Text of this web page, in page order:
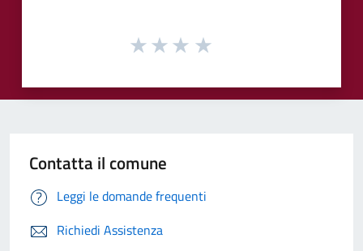
Contatta il comune
Leggi le domande frequenti
Richiedi Assistenza